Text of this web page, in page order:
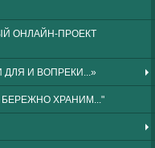
ОНЛАЙН-ПРОЕКТ
ДЛЯ И ВОПРЕКИ...»
ХРАНИМ..."